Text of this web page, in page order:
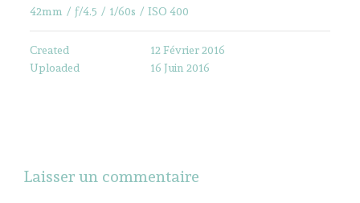
42mm / ƒ/4.5 / 1/60s / ISO 400
Created
12 Février 2016
Uploaded
16 Juin 2016
Laisser un commentaire